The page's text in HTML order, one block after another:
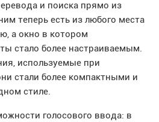
и поиска прямо из
теперь есть из любого места
а окно в котором
стало более настраиваемым.
используемые при
стали более компактными и
стиле.
голосового ввода: в